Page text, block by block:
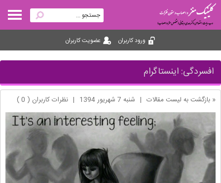
ورود کاربران عضویت کاربران
افسردگی: اینستاگرام
« بازگشت به لیست مقالات | شنبه 7 شهریور 1394 | نظرات کاربران ( 0 )